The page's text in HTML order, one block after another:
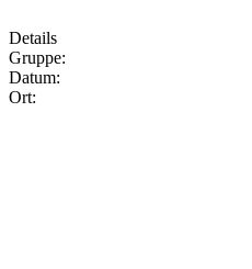
Details
Gruppe:
Datum:
Ort: